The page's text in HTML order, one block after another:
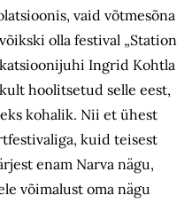
vaid võtmesõna
olla festival „Station
Ingrid Kohtla
hoolitsetud selle eest,
kohalik. Nii et ühest
kuid teisest
enam Narva nägu,
võimalust oma nägu